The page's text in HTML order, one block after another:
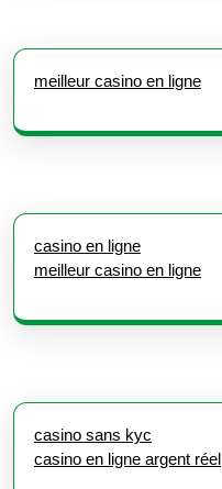
meilleur casino en ligne
casino en ligne
meilleur casino en ligne
casino sans kyc
casino en ligne argent réel